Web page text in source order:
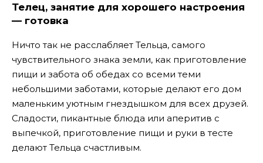
Телец, занятие для хорошего настроения
— готовка
Ничто так не расслабляет Тельца, самого
чувствительного знака земли, как приготовление
пищи и забота об обедах со всеми теми
небольшими заботами, которые делают его дом
маленьким уютным гнездышком для всех друзей.
Сладости, пикантные блюда или аперитив с
выпечкой, приготовление пищи и руки в тесте
делают Тельца счастливым.